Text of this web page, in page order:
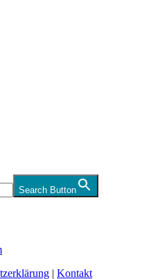
Search Button
| Kontakt